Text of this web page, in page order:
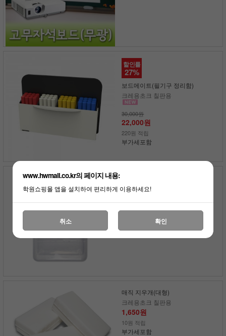
할인률
27%
보드메이트(필기구 정리함)
크레용초크 칠판용
30,000원
22,000원
220원 적립
부가세포함
크레용초크 칠판용
매직 지우개(대형)
크레용초크 칠판용
1,650원
10원 적립
부가세포함
www.hwmall.co.kr의 페이지 내용:
학원쇼핑몰 앱을 설치하여 편리하게 이용하세요!
취소 확인